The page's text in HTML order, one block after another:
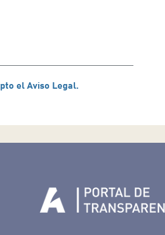
el Aviso Legal.
en Facebook
Tenerife en Twitter
de Tenerife en Instagram
de Auditorio de Tenerife
de Auditorio de Tenerife en Youtube